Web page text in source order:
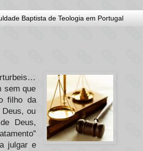
Baptista de Teologia em Portugal
sem que
filho da
ou
Deus,
julgar e